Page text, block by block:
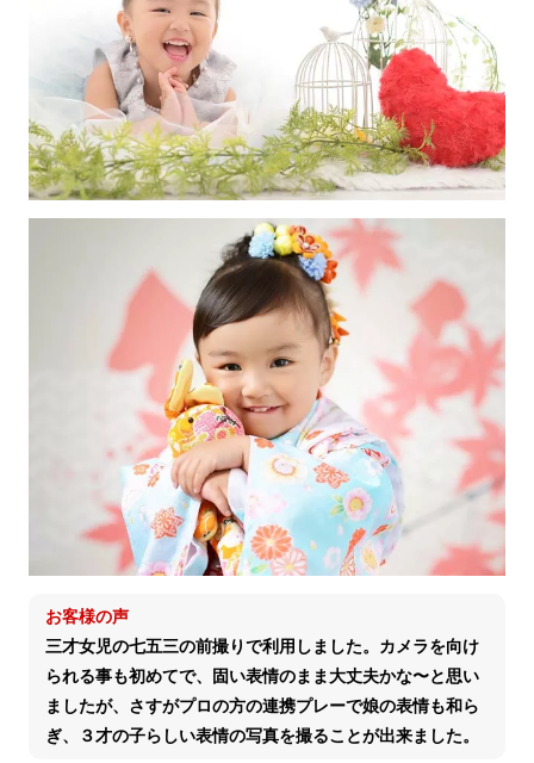
お客様の声
三才女児の七五三の前撮りで利用しました。カメラを向け
られる事も初めてで、固い表情のまま大丈夫かな〜と思い
ましたが、さすがプロの方の連携プレーで娘の表情も和ら
ぎ、３才の子らしい表情の写真を撮ることが出来ました。